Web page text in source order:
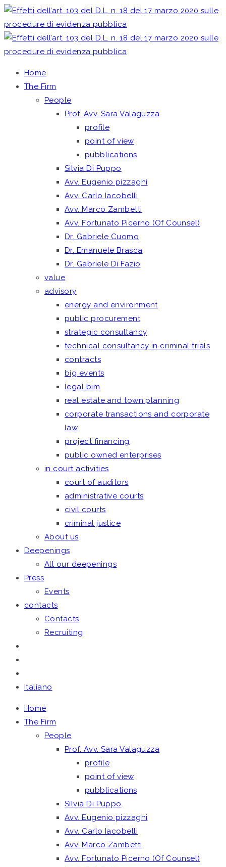
Home
The Firm
People
Prof. Avv. Sara Valaguzza
profile
point of view
pubblications
Silvia Di Puppo
Avv. Eugenio pizzaghi
Avv. Carlo Iacobelli
Avv. Marco Zambetti
Avv. Fortunato Picerno (Of Counsel)
Dr. Gabriele Cuomo
Dr. Emanuele Brasca
Dr. Gabriele Di Fazio
value
advisory
energy and environment
public procurement
strategic consultancy
technical consultancy in criminal trials
contracts
big events
legal bim
real estate and town planning
corporate transactions and corporate
law
project financing
public owned enterprises
in court activities
court of auditors
administrative courts
civil courts
criminal justice
About us
Deepenings
All our deepenings
Press
Events
contacts
Contacts
Recruiting
Italiano
Home
The Firm
People
Prof. Avv. Sara Valaguzza
profile
point of view
pubblications
Silvia Di Puppo
Avv. Eugenio pizzaghi
Avv. Carlo Iacobelli
Avv. Marco Zambetti
Avv. Fortunato Picerno (Of Counsel)